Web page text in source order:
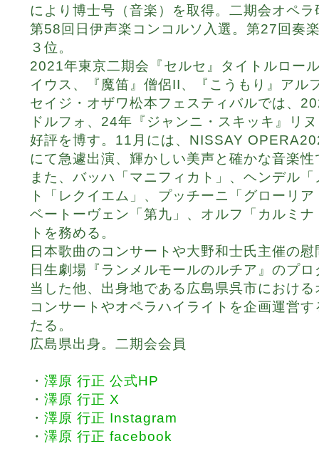
により博士号（音楽）を取得。二期会オペ
第58回日伊声楽コンコルソ入選。第27回奏
３位。
2021年東京二期会『セルセ』タイトルロー
イウス、『魔笛』僧侶II、『こうもり』アル
セイジ・オザワ松本フェスティバルでは、
ドルフォ、24年『ジャンニ・スキッキ』リ
好評を博す。11月には、NISSAY
にて急遽出演、輝かしい美声と確かな音楽
また、バッハ「マニフィカト」、ヘンデル
ト「レクイエム」、プッチーニ「グローリ
ベートーヴェン「第九」、オルフ「カルミ
トを務める。
日本歌曲のコンサートや大野和士氏主催の
日生劇場『ランメルモールのルチア』のプ
当した他、出身地である広島県呉市におけ
コンサートやオペラハイライトを企画運営
たる。
広島県出身。二期会会員
・ 澤原 行正 公式HP
・ 澤原 行正 X
・ 澤原 行正 Instagram
・ 澤原 行正 facebook